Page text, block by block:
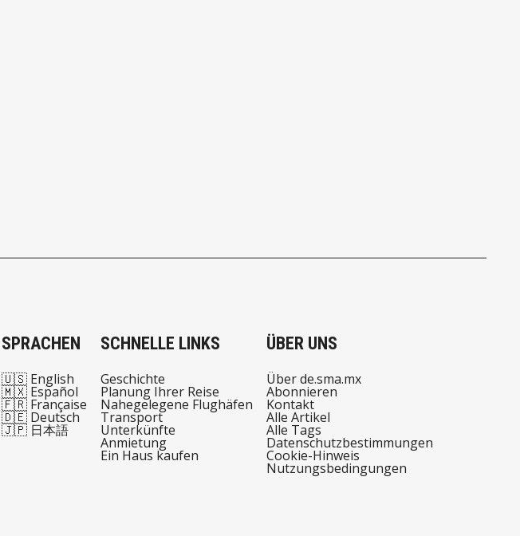
SPRACHEN
🇺🇸 English
🇲🇽 Español
🇫🇷 Française
🇩🇪 Deutsch
🇯🇵 日本語
SCHNELLE LINKS
Geschichte
Planung Ihrer Reise
Nahegelegene Flughäfen
Transport
Unterkünfte
Anmietung
Ein Haus kaufen
ÜBER UNS
Über de.sma.mx
Abonnieren
Kontakt
Alle Artikel
Alle Tags
Datenschutzbestimmungen
Cookie-Hinweis
Nutzungsbedingungen